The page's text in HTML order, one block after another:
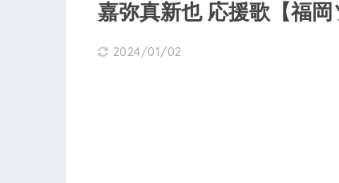
嘉弥真新也 応援歌【福
2024/01/02